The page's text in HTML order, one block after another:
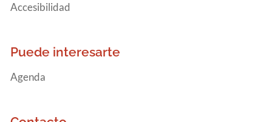
Accesibilidad
Puede interesarte
Agenda